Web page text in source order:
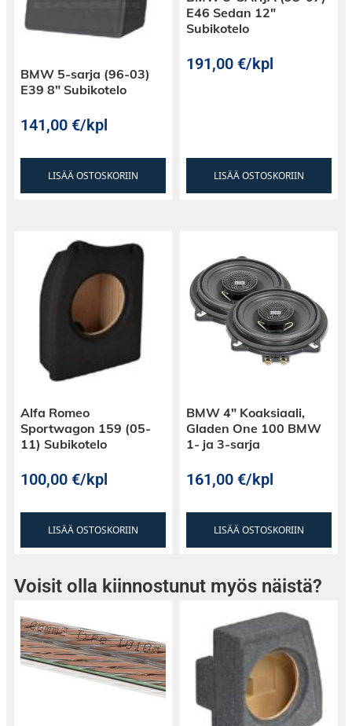
vuosienkin käytön jälkeen.
BMW 5-sarja (96-03)
E39 8″ Subikotelo
141,00€/kpl
LISÄÄ OSTOSKORIIN
E46 Sedan 12″
Subikotelo
191,00€/kpl
LISÄÄ OSTOSKORIIN
Alfa Romeo
Sportwagon 159 (05-
11) Subikotelo
100,00€/kpl
LISÄÄ OSTOSKORIIN
BMW 4″ Koaksiaali,
Gladen One 100 BMW
1- ja 3-sarja
161,00€/kpl
LISÄÄ OSTOSKORIIN
Voisit olla kiinnostunut myös näistä?